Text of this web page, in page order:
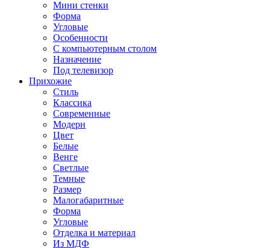
Мини стенки
Форма
Угловые
Особенности
С компьютерным столом
Назначение
Под телевизор
Прихожие
Стиль
Классика
Современные
Модерн
Цвет
Белые
Венге
Светлые
Темные
Размер
Малогабаритные
Форма
Угловые
Отделка и материал
Из МДФ